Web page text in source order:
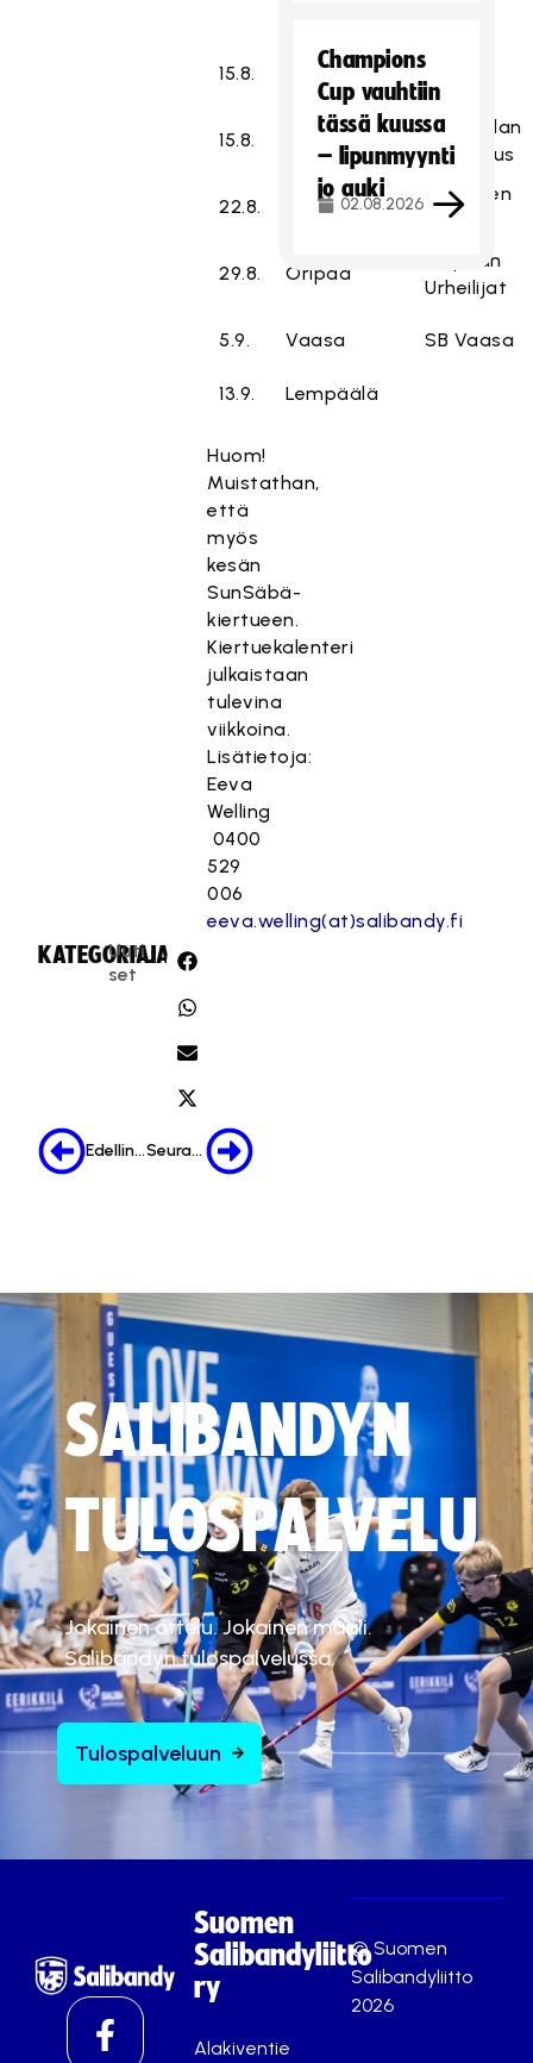
15.8. Jyväskylä O2JKL
15.8. Sastamala
Roismalan
Ponnistus
22.8. Punkalaidun
Laitumen
Pallo
29.8. Oripää
Oripään
Urheilijat
5.9. Vaasa SB Vaasa
13.9. Lempäälä
Huom!
Muistathan,
että
myös
kesän
SunSäbä-
kiertueen.
Kiertuekalenteri
julkaistaan
tulevina
viikkoina.
Lisätietoja:
Eeva
Welling
0400
529
006
eeva.welling(at)salibandy.fi
KATEGORIA:
Uuti
set
JAA:
Edellinen Seuraava
Champions
Cup vauhtiin
tässä kuussa
– lipunmyynti
jo auki
02.08.2026
SALIBANDYN
TULOSPALVELU
Jokainen ottelu. Jokainen maali.
Salibandyn tulospalvelussa.
Tulospalveluun
Suomen
Salibandyliitto
ry
Alakiventie
© Suomen
Salibandyliitto
2026